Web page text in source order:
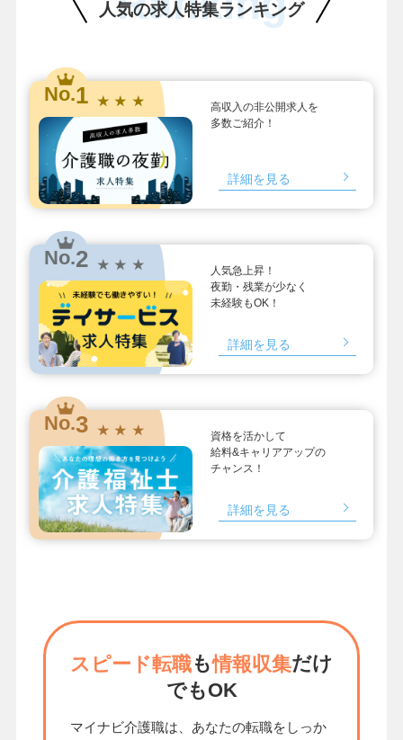
人気の求人特集ランキング
No.1 ★ ★ ★
高収入の非公開求人を
多数ご紹介！
詳細を見る
No.2 ★ ★ ★
人気急上昇！
夜勤・残業が少なく
未経験もOK！
詳細を見る
No.3 ★ ★ ★
資格を活かして
給料&キャリアアップの
チャンス！
詳細を見る
スピード転職も情報収集だけ
でもOK
マイナビ介護職は、あなたの転職をしっか